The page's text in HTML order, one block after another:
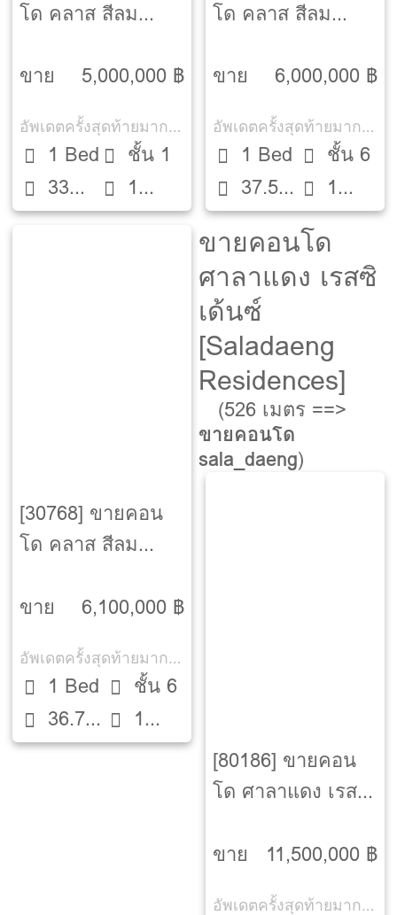
โด คลาส สีลม
ขาย
5,000,000 ฿
อัพเดตครั้งสุดท้ายมากกว่า 30 วัน
1 Bed
33
ตรม.
ชั้น 1
1
ห้องน้ำ
โด คลาส สีลม
ขาย
6,000,000 ฿
อัพเดตครั้งสุดท้ายมากกว่า 30 วัน
1 Bed
37.5
ตรม.
ชั้น 6
1
ห้องน้ำ
[30768] ขายคอน
โด คลาส สีลม
ขาย
6,100,000 ฿
อัพเดตครั้งสุดท้ายมากกว่า 30 วัน
1 Bed
36.7
ตรม.
ชั้น 6
1
ห้องน้ำ
ขายคอนโด
ศาลาแดง เรสซิ
เด้นซ์
[Saladaeng
Residences]
(526 เมตร ==>
ขายคอนโด
sala_daeng)
[80186] ขายคอน
โด ศาลาแดง เรสซิ
Residences]
ขาย 11,500,000 ฿
อัพเดตครั้งสุดท้ายมากกว่า 30 วัน